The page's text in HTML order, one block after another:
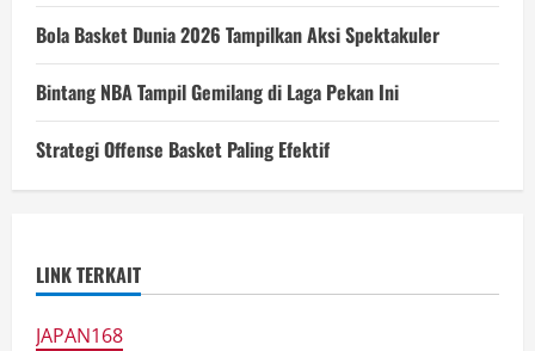
Bola Basket Dunia 2026 Tampilkan Aksi Spektakuler
Bintang NBA Tampil Gemilang di Laga Pekan Ini
Strategi Offense Basket Paling Efektif
LINK TERKAIT
JAPAN168